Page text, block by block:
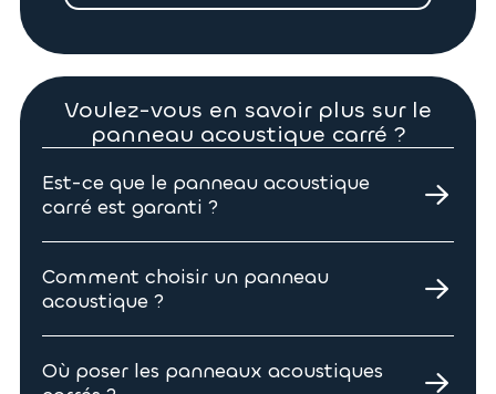
Voulez-vous en savoir plus sur le
panneau acoustique carré ?
Est-ce que le panneau acoustique
carré est garanti ?
acoustiques sont garantis 10 ans.
Comment choisir un panneau
acoustique ?
fonction de votre pièce et le besoin d’absorption
Où poser les panneaux acoustiques